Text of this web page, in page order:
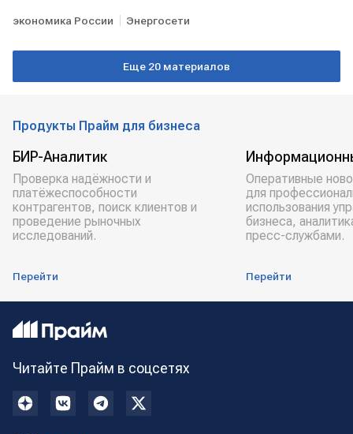
экономика России Энергосети
Еще 20 материалов
Продукты Прайм для бизнеса
БИР-Аналитик
Проверка надёжности и
платёжеспособности
контрагентов, поиск клиентов и
проведение рыночных
исследований.
Перейти
Оперативные
для
использования
бизнеса,
пресс-службами.
Перейти
Читайте Прайм в соцсетях